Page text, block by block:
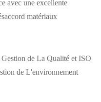
avec une excellente
matériaux
de La Qualité et ISO
de L'environnement